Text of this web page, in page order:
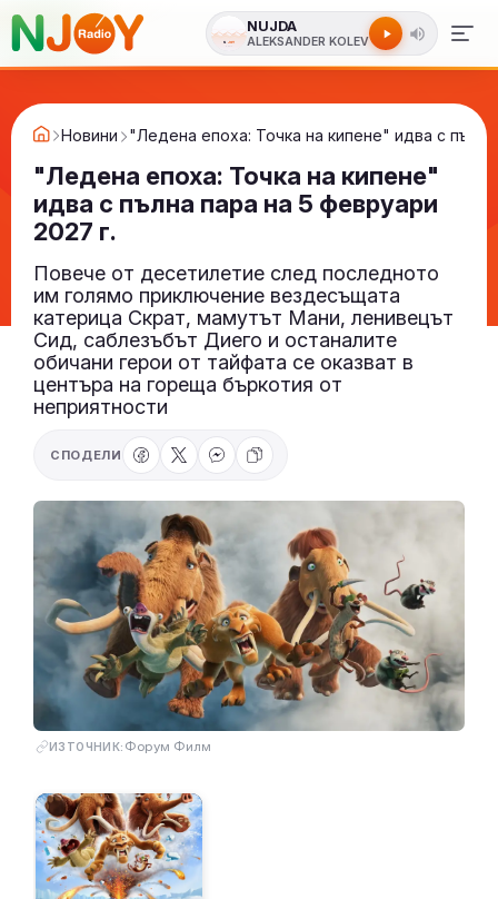
NUJDA
ALEKSANDER KOLEV
Новини "Ледена епоха: Точка на кипене" идва с
"Ледена епоха: Точка на кипене"
идва с пълна пара на 5 февруари
2027 г.
Повече от десетилетие след последното
им голямо приключение вездесъщата
катерица Скрат, мамутът Мани, ленивецът
Сид, саблезъбът Диего и останалите
обичани герои от тайфата се оказват в
центъра на гореща бъркотия от
неприятности
СПОДЕЛИ
ИЗТОЧНИК: Форум Филм